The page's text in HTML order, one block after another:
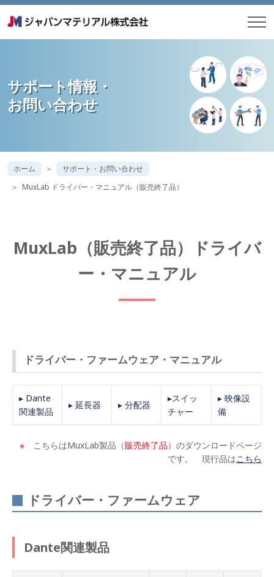
サポート情報・
お問い合わせ
ホーム
サポート・お問い合わせ
MuxLab ドライバー・マニュアル（販売終了品）
MuxLab（販売終了品）ドライバ
ー・マニュアル
ドライバー・ファームウェア・マニュアル
▸ Dante
関連製品
▸ 延長器 ▸ 分配器
▸スイッ
チャー
▸ 映像設
備
※ こちらはMuxLab製品（販売終了品）のダウンロードページ
です。 現行品はこちら
ドライバー・ファームウェア
Dante関連製品